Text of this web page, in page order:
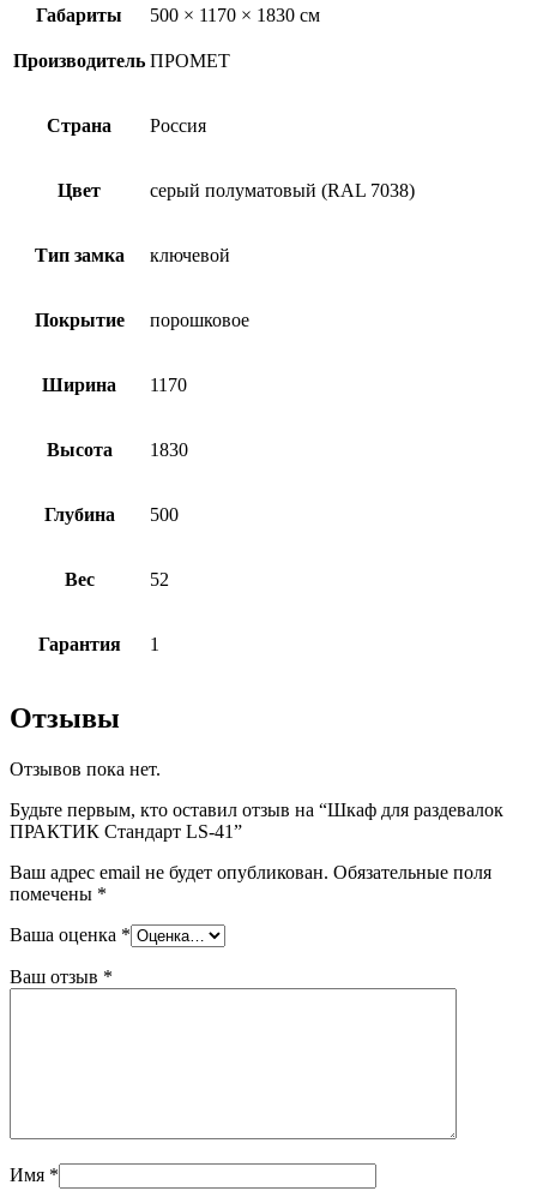
Габариты
500 × 1170 × 1830 см
Производитель ПРОМЕТ
Страна Россия
Цвет серый полуматовый (RAL 7038)
Тип замка ключевой
Покрытие порошковое
Ширина 1170
Высота 1830
Глубина 500
Вес 52
Гарантия 1
Отзывы
Отзывов пока нет.
Будьте первым, кто оставил отзыв на “Шкаф для раздевалок
ПРАКТИК Стандарт LS-41”
Ваш адрес email не будет опубликован. Обязательные поля
помечены *
Ваша оценка *
Ваш отзыв *
Имя *